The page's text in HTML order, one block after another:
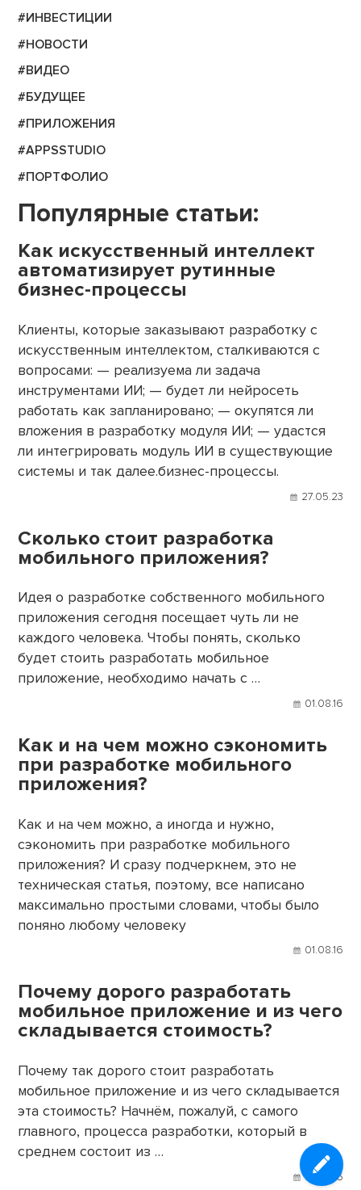
#ИНВЕСТИЦИИ
#НОВОСТИ
#ВИДЕО
#БУДУЩЕЕ
#ПРИЛОЖЕНИЯ
#APPSSTUDIO
#ПОРТФОЛИО
Популярные статьи:
Как искусственный интеллект
автоматизирует рутинные
бизнес-процессы
Клиенты, которые заказывают разработку с
искусственным интеллектом, сталкиваются с
вопросами: — реализуема ли задача
инструментами ИИ; — будет ли нейросеть
работать как запланировано; — окупятся ли
вложения в разработку модуля ИИ; — удастся
ли интегрировать модуль ИИ в существующие
системы и так далее.бизнес-процессы.
27.05.23
Сколько стоит разработка
мобильного приложения?
Идея о разработке собственного мобильного
приложения сегодня посещает чуть ли не
каждого человека. Чтобы понять, сколько
будет стоить разработать мобильное
приложение, необходимо начать с …
01.08.16
Как и на чем можно сэкономить
при разработке мобильного
приложения?
Как и на чем можно, а иногда и нужно,
сэкономить при разработке мобильного
приложения? И сразу подчеркнем, это не
техническая статья, поэтому, все написано
максимально простыми словами, чтобы было
поняно любому человеку
01.08.16
Почему дорого разработать
мобильное приложение и из чего
складывается стоимость?
Почему так дорого стоит разработать
мобильное приложение и из чего складывается
эта стоимость? Начнём, пожалуй, с самого
главного, процесса разработки, который в
среднем состоит из …
01.08.16